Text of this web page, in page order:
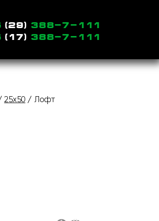
(29) 388-7-111
(17) 388-7-111
25x50 Лофт